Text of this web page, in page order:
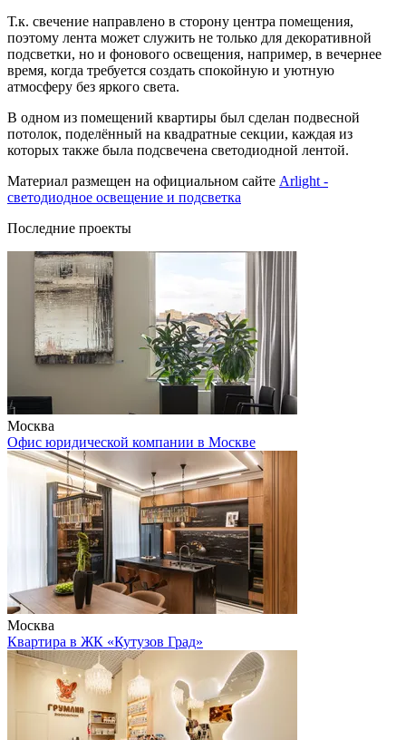
Т.к. свечение направлено в сторону центра помещения,
поэтому лента может служить не только для декоративной
подсветки, но и фонового освещения, например, в вечернее
время, когда требуется создать спокойную и уютную
атмосферу без яркого света.
В одном из помещений квартиры был сделан подвесной
потолок, поделённый на квадратные секции, каждая из
которых также была подсвечена светодиодной лентой.
Материал размещен на официальном сайте Arlight -
светодиодное освещение и подсветка
Последние проекты
Москва
Офис юридической компании в Москве
Москва
Квартира в ЖК «Кутузов Град»